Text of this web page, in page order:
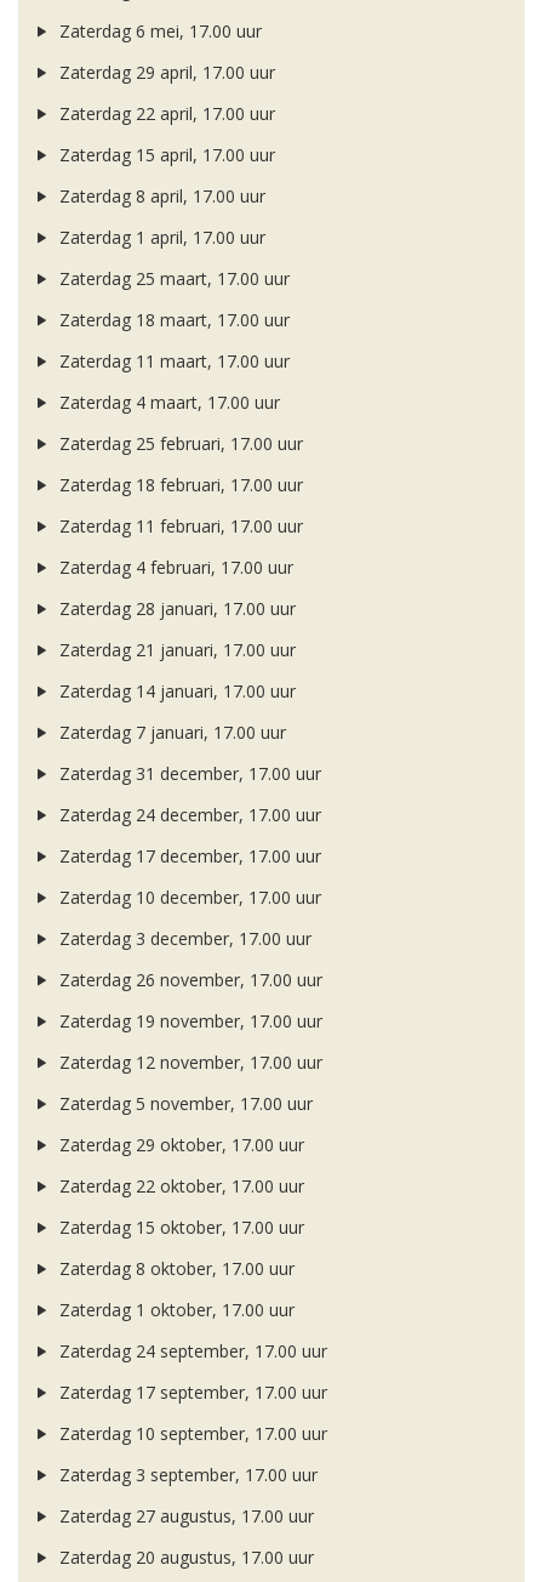
Zaterdag 6 mei, 17.00 uur
Zaterdag 29 april, 17.00 uur
Zaterdag 22 april, 17.00 uur
Zaterdag 15 april, 17.00 uur
Zaterdag 8 april, 17.00 uur
Zaterdag 1 april, 17.00 uur
Zaterdag 25 maart, 17.00 uur
Zaterdag 18 maart, 17.00 uur
Zaterdag 11 maart, 17.00 uur
Zaterdag 4 maart, 17.00 uur
Zaterdag 25 februari, 17.00 uur
Zaterdag 18 februari, 17.00 uur
Zaterdag 11 februari, 17.00 uur
Zaterdag 4 februari, 17.00 uur
Zaterdag 28 januari, 17.00 uur
Zaterdag 21 januari, 17.00 uur
Zaterdag 14 januari, 17.00 uur
Zaterdag 7 januari, 17.00 uur
Zaterdag 31 december, 17.00 uur
Zaterdag 24 december, 17.00 uur
Zaterdag 17 december, 17.00 uur
Zaterdag 10 december, 17.00 uur
Zaterdag 3 december, 17.00 uur
Zaterdag 26 november, 17.00 uur
Zaterdag 19 november, 17.00 uur
Zaterdag 12 november, 17.00 uur
Zaterdag 5 november, 17.00 uur
Zaterdag 29 oktober, 17.00 uur
Zaterdag 22 oktober, 17.00 uur
Zaterdag 15 oktober, 17.00 uur
Zaterdag 8 oktober, 17.00 uur
Zaterdag 1 oktober, 17.00 uur
Zaterdag 24 september, 17.00 uur
Zaterdag 17 september, 17.00 uur
Zaterdag 10 september, 17.00 uur
Zaterdag 3 september, 17.00 uur
Zaterdag 27 augustus, 17.00 uur
Zaterdag 20 augustus, 17.00 uur